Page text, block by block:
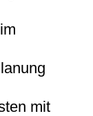
mit